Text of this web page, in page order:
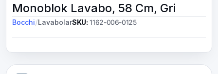
Monoblok Lavabo, 58 Cm, Gri
Bocchi/LavabolarSKU: 1162-006-0125